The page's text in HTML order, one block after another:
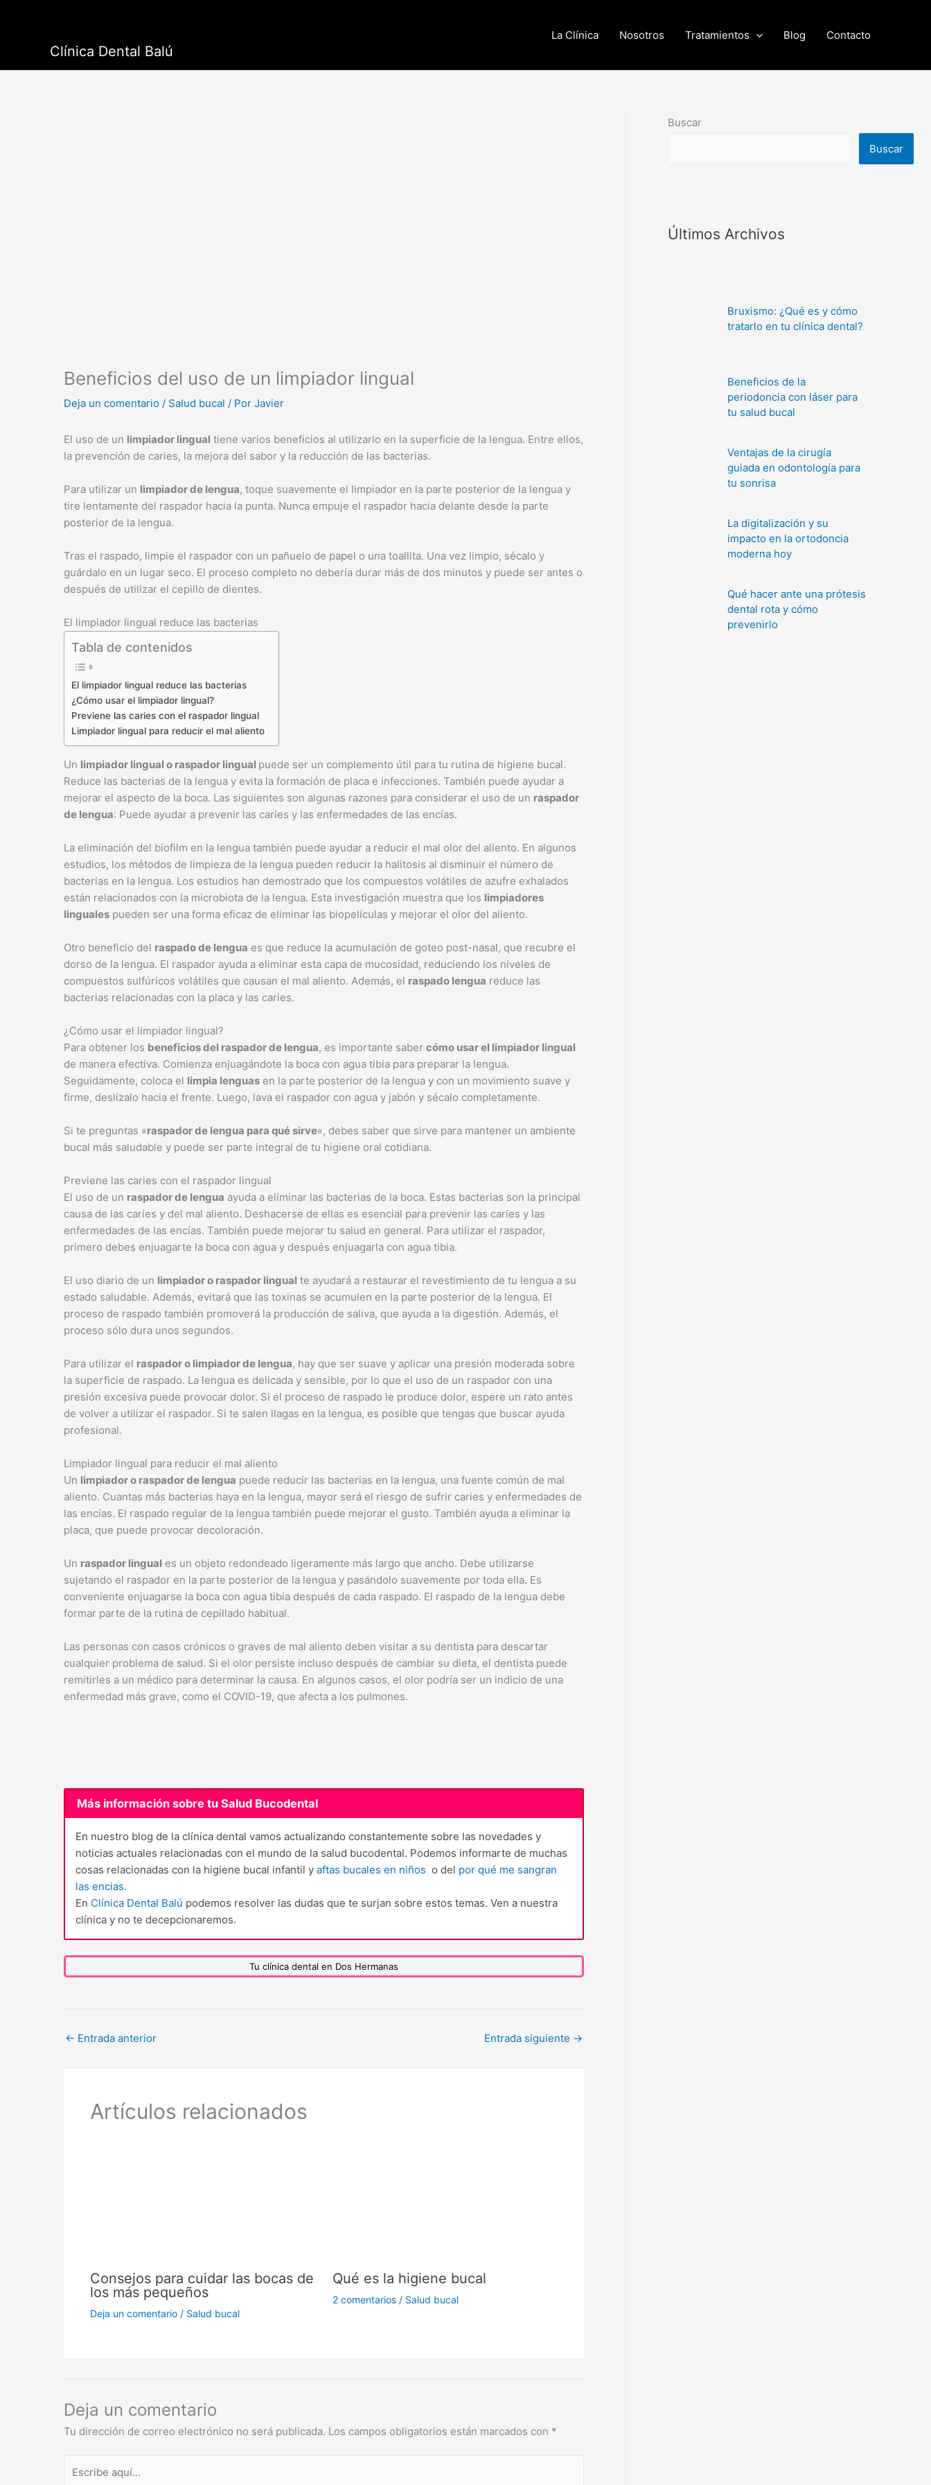
Clínica Dental Balú
La Clínica Nosotros Tratamientos Blog Contacto
Beneficios del uso de un limpiador lingual
Deja un comentario / Salud bucal / Por Javier
El uso de un limpiador lingual tiene varios beneficios al utilizarlo en la superficie de la lengua. Entre ellos,
la prevención de caries, la mejora del sabor y la reducción de las bacterias.
Para utilizar un limpiador de lengua, toque suavemente el limpiador en la parte posterior de la lengua y
tire lentamente del raspador hacia la punta. Nunca empuje el raspador hacia delante desde la parte
posterior de la lengua.
Tras el raspado, limpie el raspador con un pañuelo de papel o una toallita. Una vez limpio, sécalo y
guárdalo en un lugar seco. El proceso completo no debería durar más de dos minutos y puede ser antes o
después de utilizar el cepillo de dientes.
El limpiador lingual reduce las bacterias
Tabla de contenidos
El limpiador lingual reduce las bacterias
¿Cómo usar el limpiador lingual?
Previene las caries con el raspador lingual
Limpiador lingual para reducir el mal aliento
Un limpiador lingual o raspador lingual puede ser un complemento útil para tu rutina de higiene bucal.
Reduce las bacterias de la lengua y evita la formación de placa e infecciones. También puede ayudar a
mejorar el aspecto de la boca. Las siguientes son algunas razones para considerar el uso de un raspador
de lengua: Puede ayudar a prevenir las caries y las enfermedades de las encías.
La eliminación del biofilm en la lengua también puede ayudar a reducir el mal olor del aliento. En algunos
estudios, los métodos de limpieza de la lengua pueden reducir la halitosis al disminuir el número de
bacterias en la lengua. Los estudios han demostrado que los compuestos volátiles de azufre exhalados
están relacionados con la microbiota de la lengua. Esta investigación muestra que los limpiadores
linguales pueden ser una forma eficaz de eliminar las biopelículas y mejorar el olor del aliento.
Otro beneficio del raspado de lengua es que reduce la acumulación de goteo post-nasal, que recubre el
dorso de la lengua. El raspador ayuda a eliminar esta capa de mucosidad, reduciendo los niveles de
compuestos sulfúricos volátiles que causan el mal aliento. Además, el raspado lengua reduce las
bacterias relacionadas con la placa y las caries.
¿Cómo usar el limpiador lingual?
Para obtener los beneficios del raspador de lengua, es importante saber cómo usar el limpiador lingual
de manera efectiva. Comienza enjuagándote la boca con agua tibia para preparar la lengua.
Seguidamente, coloca el limpia lenguas en la parte posterior de la lengua y con un movimiento suave y
firme, deslízalo hacia el frente. Luego, lava el raspador con agua y jabón y sécalo completamente.
Si te preguntas «raspador de lengua para qué sirve«, debes saber que sirve para mantener un ambiente
bucal más saludable y puede ser parte integral de tu higiene oral cotidiana.
Previene las caries con el raspador lingual
El uso de un raspador de lengua ayuda a eliminar las bacterias de la boca. Estas bacterias son la principal
causa de las caries y del mal aliento. Deshacerse de ellas es esencial para prevenir las caries y las
enfermedades de las encías. También puede mejorar tu salud en general. Para utilizar el raspador,
primero debes enjuagarte la boca con agua y después enjuagarla con agua tibia.
El uso diario de un limpiador o raspador lingual te ayudará a restaurar el revestimiento de tu lengua a su
estado saludable. Además, evitará que las toxinas se acumulen en la parte posterior de la lengua. El
proceso de raspado también promoverá la producción de saliva, que ayuda a la digestión. Además, el
proceso sólo dura unos segundos.
Para utilizar el raspador o limpiador de lengua, hay que ser suave y aplicar una presión moderada sobre
la superficie de raspado. La lengua es delicada y sensible, por lo que el uso de un raspador con una
presión excesiva puede provocar dolor. Si el proceso de raspado le produce dolor, espere un rato antes
de volver a utilizar el raspador. Si te salen llagas en la lengua, es posible que tengas que buscar ayuda
profesional.
Limpiador lingual para reducir el mal aliento
Un limpiador o raspador de lengua puede reducir las bacterias en la lengua, una fuente común de mal
aliento. Cuantas más bacterias haya en la lengua, mayor será el riesgo de sufrir caries y enfermedades de
las encías. El raspado regular de la lengua también puede mejorar el gusto. También ayuda a eliminar la
placa, que puede provocar decoloración.
Un raspador lingual es un objeto redondeado ligeramente más largo que ancho. Debe utilizarse
sujetando el raspador en la parte posterior de la lengua y pasándolo suavemente por toda ella. Es
conveniente enjuagarse la boca con agua tibia después de cada raspado. El raspado de la lengua debe
formar parte de la rutina de cepillado habitual.
Las personas con casos crónicos o graves de mal aliento deben visitar a su dentista para descartar
cualquier problema de salud. Si el olor persiste incluso después de cambiar su dieta, el dentista puede
remitirles a un médico para determinar la causa. En algunos casos, el olor podría ser un indicio de una
enfermedad más grave, como el COVID-19, que afecta a los pulmones.
Más información sobre tu Salud Bucodental
En nuestro blog de la clínica dental vamos actualizando constantemente sobre las novedades y
noticias actuales relacionadas con el mundo de la salud bucodental. Podemos informarte de muchas
cosas relacionadas con la higiene bucal infantil y aftas bucales en niños o del por qué me sangran
las encias.
En Clínica Dental Balú podemos resolver las dudas que te surjan sobre estos temas. Ven a nuestra
clínica y no te decepcionaremos.
Tu clínica dental en Dos Hermanas
← Entrada anterior Entrada siguiente →
Artículos relacionados
Consejos para cuidar las bocas de
los más pequeños
Deja un comentario / Salud bucal
Qué es la higiene bucal
2 comentarios / Salud bucal
Deja un comentario
Tu dirección de correo electrónico no será publicada. Los campos obligatorios están marcados con *
aquí...
Buscar
Buscar
Últimos Archivos
Bruxismo: ¿Qué es y cómo
tratarlo en tu clínica dental?
Beneficios de la
periodoncia con láser para
tu salud bucal
Ventajas de la cirugía
guiada en odontología para
tu sonrisa
La digitalización y su
impacto en la ortodoncia
moderna hoy
Qué hacer ante una prótesis
dental rota y cómo
prevenirlo